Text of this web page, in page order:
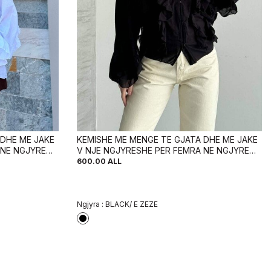
ME JAKE
NGJYRE
KEMISHE ME MENGE TE GJATA DHE ME JAKE
V NJE NGJYRESHE PER FEMRA NE NGJYRE
TE ZEZE
600.00 ALL
Ngjyra : BLACK/ E ZEZE